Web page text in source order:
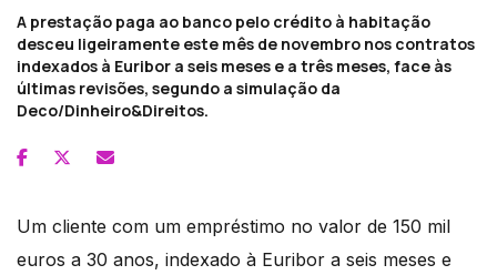
A prestação paga ao banco pelo crédito à habitação
desceu ligeiramente este mês de novembro nos contratos
indexados à Euribor a seis meses e a três meses, face às
últimas revisões, segundo a simulação da
Deco/Dinheiro&Direitos.
Um cliente com um empréstimo no valor de 150 mil
euros a 30 anos, indexado à Euribor a seis meses e